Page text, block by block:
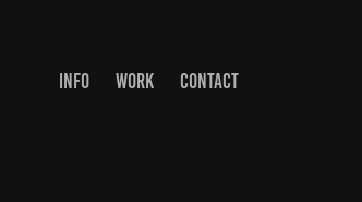
INFO WORK CONTACT